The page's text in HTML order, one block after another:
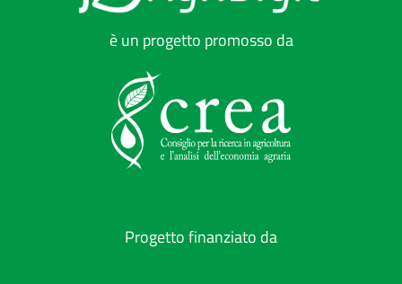
è un progetto promosso da
Progetto finanziato da